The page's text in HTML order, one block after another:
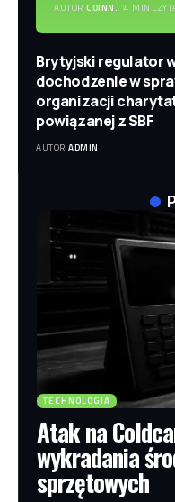
AUTOR COINN. 4 MIN
Brytyjski regulator
dochodzenie w
organizacji
powiązanej z SBF
AUTOR ADMIN
TECHNOLOGIA
Atak na
wykradania
sprzętowych